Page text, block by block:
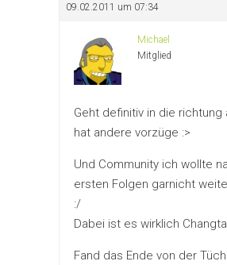
09.02.2011 um 07:34
Michael
Mitglied
Geht definitiv in die richtung
hat andere vorzüge :>
Und Community ich wollte
ersten Folgen garnicht
:/
Dabei ist es wirklich
Fand das Ende von der